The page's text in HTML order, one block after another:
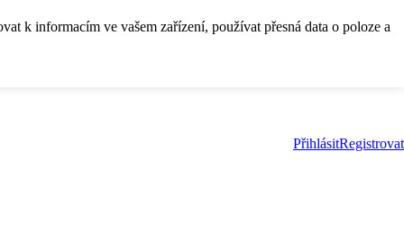
k informacím ve vašem zařízení, používat přesná data o poloze a
PřihlásitRegistrovat